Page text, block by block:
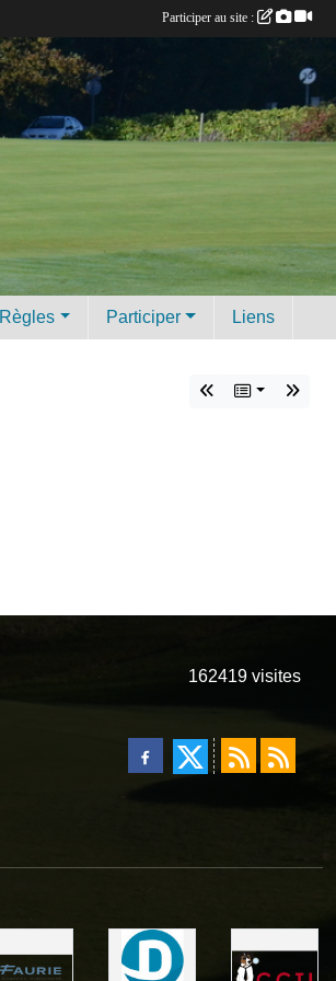
Règles Participer Liens
162419 visites
Participer au site :